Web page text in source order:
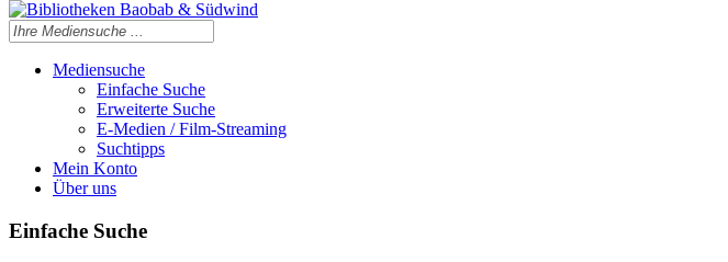
Mediensuche
Einfache Suche
Erweiterte Suche
E-Medien / Film-Streaming
Suchtipps
Mein Konto
Über uns
Einfache Suche